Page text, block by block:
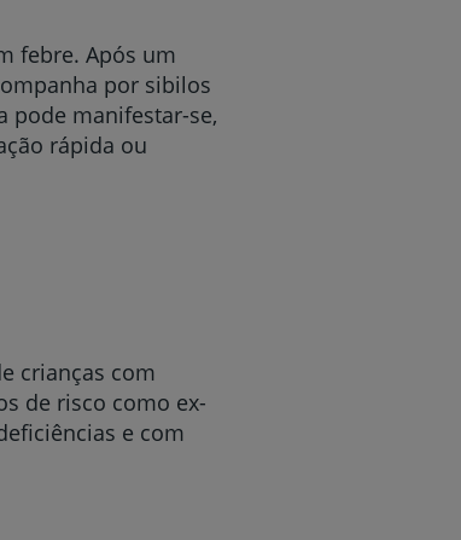
febre. Após um
por sibilos
pode manifestar-se,
rápida ou
crianças com
de risco como ex-
e com